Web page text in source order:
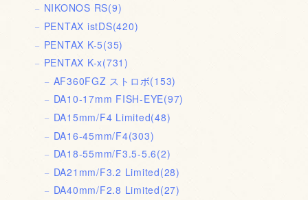
NIKONOS RS(9)
PENTAX istDS(420)
PENTAX K-5(35)
PENTAX K-x(731)
AF360FGZ ストロボ(153)
DA10-17mm FISH-EYE(97)
DA15mm/F4 Limited(48)
DA16-45mm/F4(303)
DA18-55mm/F3.5-5.6(2)
DA21mm/F3.2 Limited(28)
DA40mm/F2.8 Limited(27)